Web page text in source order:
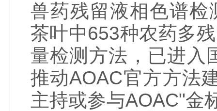
兽药残留液相色谱检
茶叶中653种农药多
量检测方法，已进入
推动AOAC官方方法
主持或参与AOAC"金